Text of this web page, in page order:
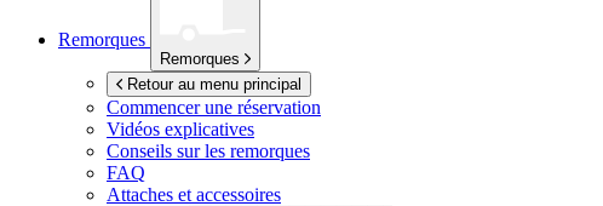
Remorques
Remorques
Retour au menu principal
Commencer une réservation
Vidéos explicatives
Conseils sur les remorques
FAQ
Attaches et accessoires